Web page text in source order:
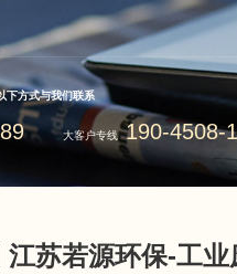
下方式与我们联系
大客户专线 190-4508-
苏若源环保-工